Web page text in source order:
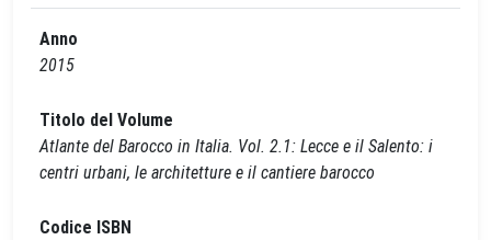
Anno
2015
Titolo del Volume
Atlante del Barocco in Italia. Vol. 2.1: Lecce e il Salento: i
centri urbani, le architetture e il cantiere barocco
Codice ISBN